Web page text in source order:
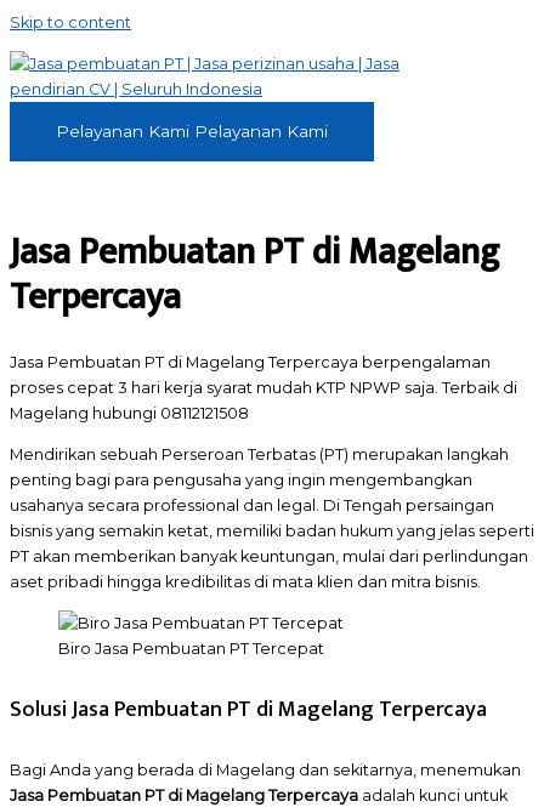
Skip to content
Pelayanan Kami Pelayanan Kami
Jasa Pembuatan PT di Magelang
Terpercaya
Jasa Pembuatan PT di Magelang Terpercaya berpengalaman
proses cepat 3 hari kerja syarat mudah KTP NPWP saja. Terbaik di
Magelang hubungi 08112121508
Mendirikan sebuah Perseroan Terbatas (PT) merupakan langkah
penting bagi para pengusaha yang ingin mengembangkan
usahanya secara professional dan legal. Di Tengah persaingan
bisnis yang semakin ketat, memiliki badan hukum yang jelas seperti
PT akan memberikan banyak keuntungan, mulai dari perlindungan
aset pribadi hingga kredibilitas di mata klien dan mitra bisnis.
Biro Jasa Pembuatan PT Tercepat
Solusi Jasa Pembuatan PT di Magelang Terpercaya
Bagi Anda yang berada di Magelang dan sekitarnya, menemukan
Jasa Pembuatan PT di Magelang Terpercaya adalah kunci untuk